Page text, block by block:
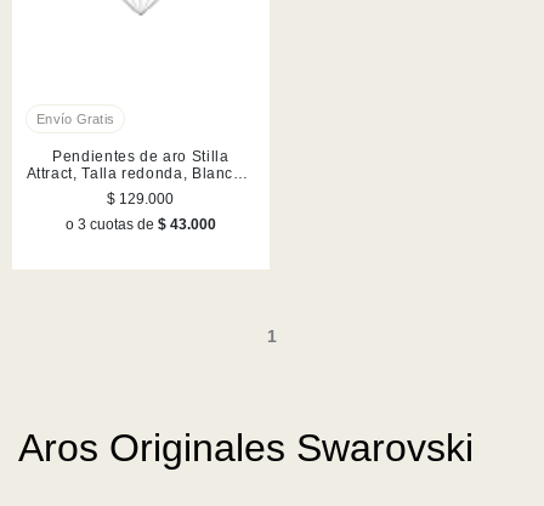
Pendientes de aro Stilla
Attract, Talla redonda, Blancos,
Acabado en rodio
$ 129.000
o 3 cuotas de $ 43.000
1
Aros Originales Swarovski